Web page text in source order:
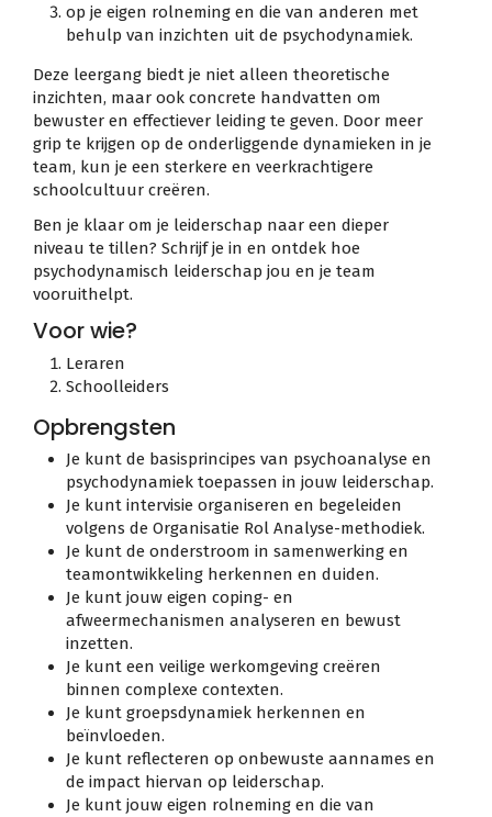
op je eigen rolneming en die van anderen met
behulp van inzichten uit de psychodynamiek.
Deze leergang biedt je niet alleen theoretische
inzichten, maar ook concrete handvatten om
bewuster en effectiever leiding te geven. Door meer
grip te krijgen op de onderliggende dynamieken in je
team, kun je een sterkere en veerkrachtigere
schoolcultuur creëren.
Ben je klaar om je leiderschap naar een dieper
niveau te tillen? Schrijf je in en ontdek hoe
psychodynamisch leiderschap jou en je team
vooruithelpt.
Voor wie?
Leraren
Schoolleiders
Opbrengsten
Je kunt de basisprincipes van psychoanalyse en
psychodynamiek toepassen in jouw leiderschap.
Je kunt intervisie organiseren en begeleiden
volgens de Organisatie Rol Analyse-methodiek.
Je kunt de onderstroom in samenwerking en
teamontwikkeling herkennen en duiden.
Je kunt jouw eigen coping- en
afweermechanismen analyseren en bewust
inzetten.
Je kunt een veilige werkomgeving creëren
binnen complexe contexten.
Je kunt groepsdynamiek herkennen en
beïnvloeden.
Je kunt reflecteren op onbewuste aannames en
de impact hiervan op leiderschap.
Je kunt jouw eigen rolneming en die van